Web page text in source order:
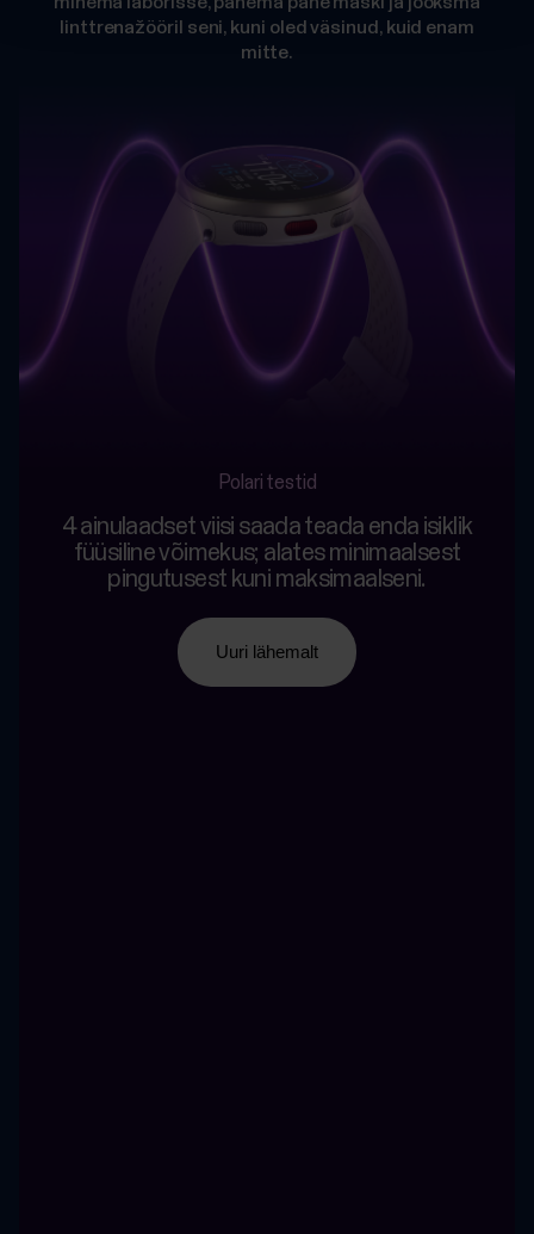
linttrenažööril seni, kuni oled väsinud, kuid enam
mitte.
Polari testid
4 ainulaadset viisi saada teada enda isiklik
füüsiline võimekus; alates minimaalsest
pingutusest kuni maksimaalseni.
Uuri lähemalt